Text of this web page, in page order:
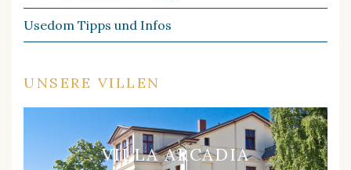
Usedom Tipps und Infos
UNSERE VILLEN
VILLA ARCADIA